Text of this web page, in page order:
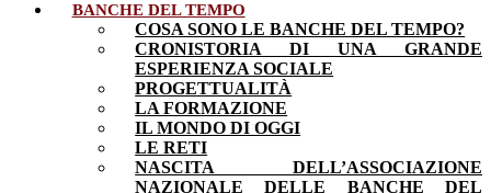
BANCHE DEL TEMPO
COSA SONO LE BANCHE DEL TEMPO?
CRONISTORIA DI UNA GRANDE
ESPERIENZA SOCIALE
PROGETTUALITÀ
LA FORMAZIONE
IL MONDO DI OGGI
LE RETI
NASCITA DELL’ASSOCIAZIONE
NAZIONALE DELLE BANCHE DEL